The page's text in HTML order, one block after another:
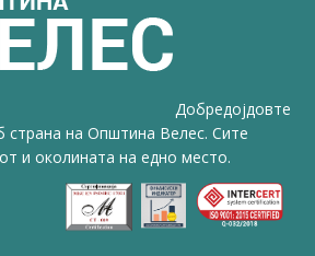
Добредојдовте
страна на Општина Велес. Сите
и околината на едно место.